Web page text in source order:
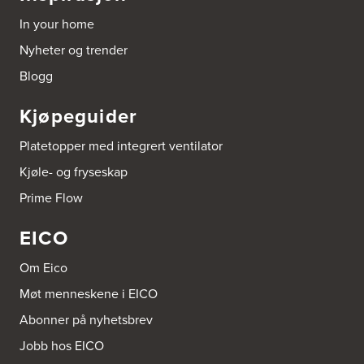
Tel.:69817600
Byggmakker CF AS
Postboks 2107
Tel.: 33-484000
http://www.sigdal.no
Byggmakker Eiker
Prestebråtan 11
3300 Hokksund
Tel.: 32-252573
Byggmakker Fredrikstad Østsiden
Borgarveien 13
Tel.:91-650888
Byggmakker Lillehammer
Landbruksveien 1
In your home
Nyheter og trender
Blogg
Kjøpeguider
Platetopper med integrert ventilator
Kjøle- og fryseskap
Prime Flow
EICO
Om Eico
Møt menneskene i EICO
Abonner på nyhetsbrev
Jobb hos EICO